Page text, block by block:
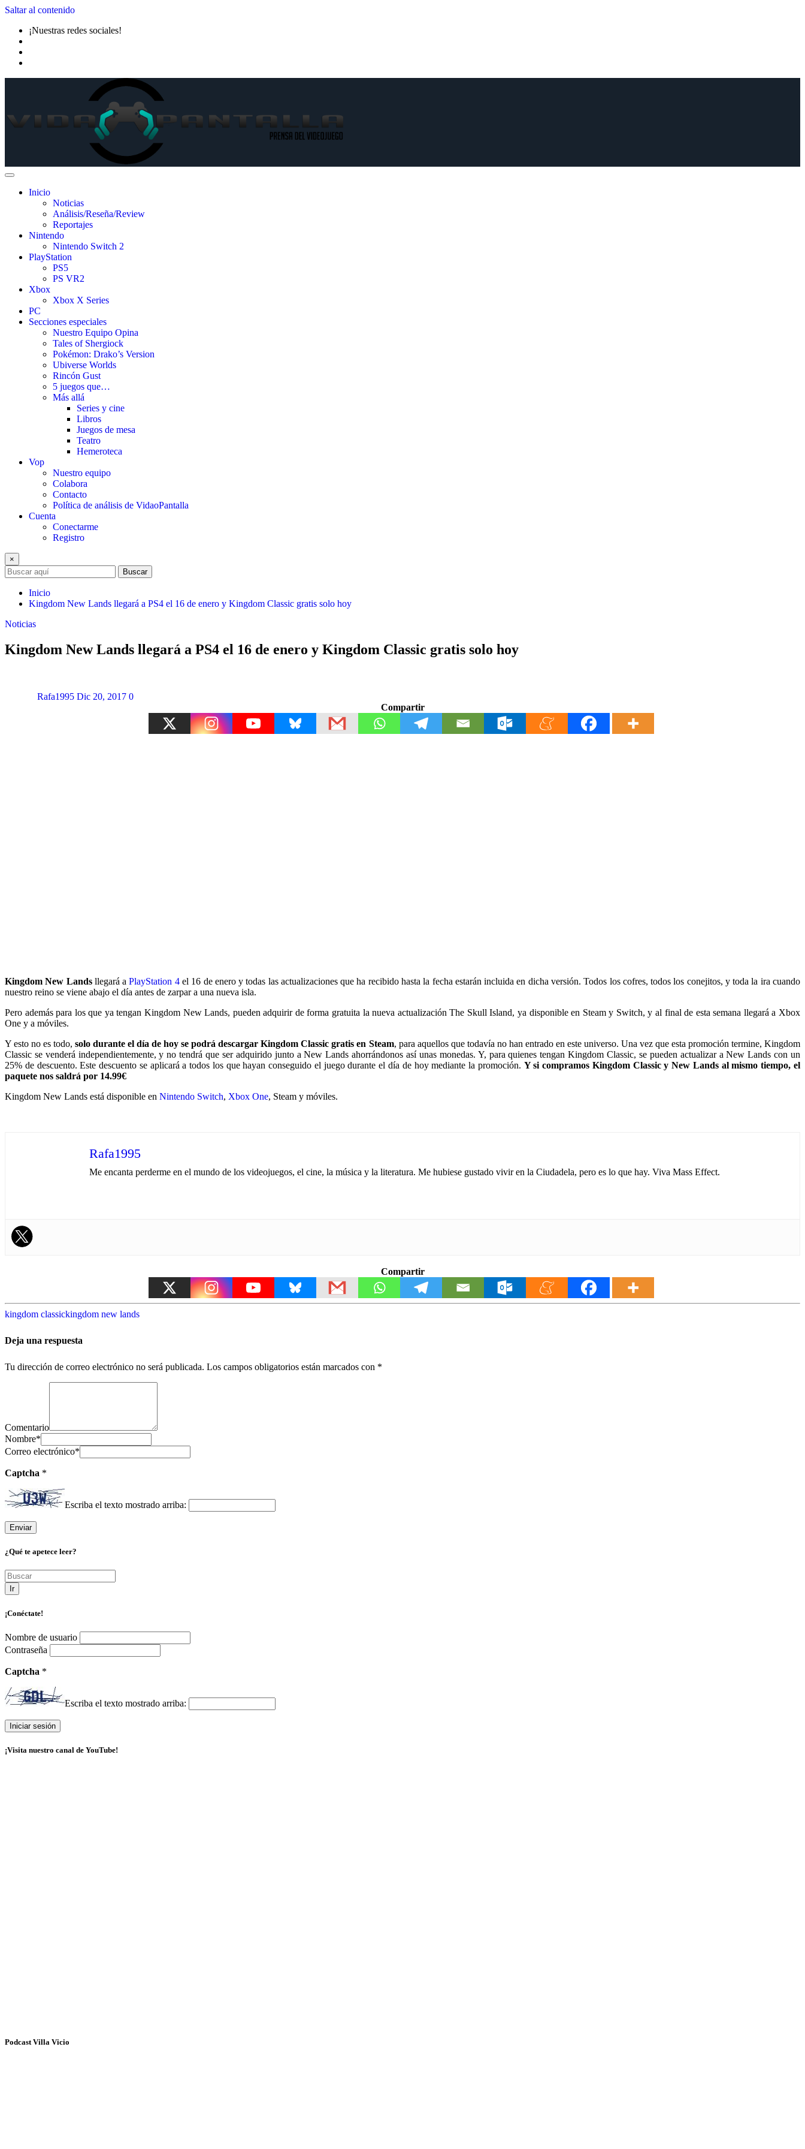
Saltar al contenido
¡Nuestras redes sociales!
Inicio
Noticias
Análisis/Reseña/Review
Reportajes
Nintendo
Nintendo Switch 2
PlayStation
PS5
PS VR2
Xbox
Xbox X Series
PC
Secciones especiales
Nuestro Equipo Opina
Tales of Shergiock
Pokémon: Drako’s Version
Ubiverse Worlds
Rincón Gust
5 juegos que…
Más allá
Series y cine
Libros
Juegos de mesa
Teatro
Hemeroteca
Vop
Nuestro equipo
Colabora
Contacto
Política de análisis de VidaoPantalla
Cuenta
Conectarme
Registro
×
Buscar
Inicio
Kingdom New Lands llegará a PS4 el 16 de enero y Kingdom Classic gratis solo hoy
Noticias
Kingdom New Lands llegará a PS4 el 16 de enero y Kingdom Classic gratis solo hoy
Rafa1995 Dic 20, 2017 0
Compartir
Kingdom New Landsllegará aPlayStation 4el 16 de enero y todas las actualizaciones que ha recibido hasta la fecha estarán incluida en dicha versión. Todos los cofres, todos los conejitos, y toda la ira cuando
nuestro reino se viene abajo el día antes de zarpar a una nueva isla.
Pero además para los que ya tengan Kingdom New Lands, pueden adquirir de forma gratuita la nueva actualización The Skull Island, ya disponible en Steam y Switch, y al final de esta semana llegará a Xbox
One y a móviles.
Y esto no es todo,solo durante el día de hoy se podrá descargar Kingdom Classic gratis en Steam, para aquellos que todavía no han entrado en este universo. Una vez que esta promoción termine, Kingdom
Classic se venderá independientemente, y no tendrá que ser adquirido junto a New Lands ahorrándonos así unas monedas. Y, para quienes tengan Kingdom Classic, se pueden actualizar a New Lands con un
25% de descuento. Este descuento se aplicará a todos los que hayan conseguido el juego durante el día de hoy mediante la promoción. Y si compramos Kingdom Classic y New Lands al mismo tiempo, el
paquete nos saldrá por 14.99€
Kingdom New Lands está disponible en Nintendo Switch, Xbox One, Steam y móviles.
Rafa1995
Me encanta perderme en el mundo de los videojuegos, el cine, la música y la literatura. Me hubiese gustado vivir en la Ciudadela, pero es lo que hay. Viva Mass Effect.
Compartir
kingdom classickingdom new lands
Deja una respuesta
Tu dirección de correo electrónico no será publicada. Los campos obligatorios están marcados con *
Comentario
Nombre*
Correo electrónico*
Captcha *
Escriba el texto mostrado arriba:
¿Qué te apetece leer?
Ir
¡Conéctate!
Nombre de usuario
Contraseña
Captcha *
Escriba el texto mostrado arriba:
¡Visita nuestro canal de YouTube!
Podcast Villa Vicio